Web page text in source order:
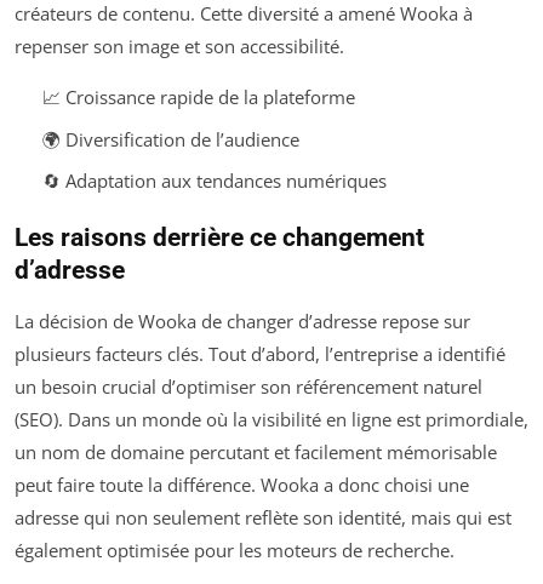
créateurs de contenu. Cette diversité a amené Wooka à
repenser son image et son accessibilité.
📈 Croissance rapide de la plateforme
🌍 Diversification de l’audience
🔄 Adaptation aux tendances numériques
Les raisons derrière ce changement
d’adresse
La décision de Wooka de changer d’adresse repose sur
plusieurs facteurs clés. Tout d’abord, l’entreprise a identifié
un besoin crucial d’optimiser son référencement naturel
(SEO). Dans un monde où la visibilité en ligne est primordiale,
un nom de domaine percutant et facilement mémorisable
peut faire toute la différence. Wooka a donc choisi une
adresse qui non seulement reflète son identité, mais qui est
également optimisée pour les moteurs de recherche.